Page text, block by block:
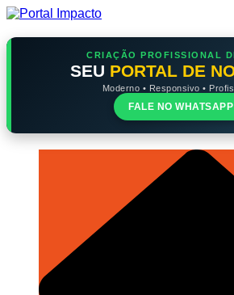
Ir
o
CRIAÇÃO PROFISSIONAL
SEU PORTAL DE
Moderno • Responsivo •
FALE NO WHATSAPP